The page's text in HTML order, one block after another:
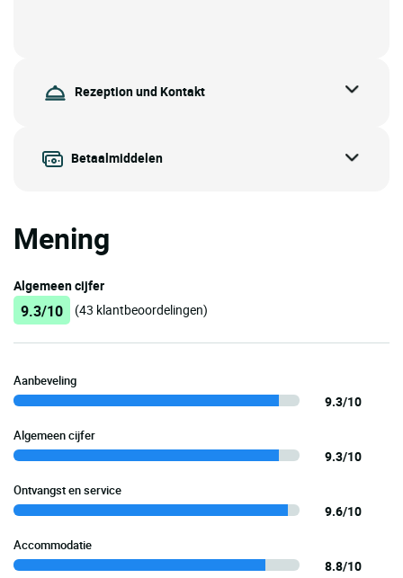
Rezeption und Kontakt
Betaalmiddelen
Mening
Algemeen cijfer
9.3/10 (43 klantbeoordelingen)
Aanbeveling
9.3/10
Algemeen cijfer
9.3/10
Ontvangst en service
9.6/10
Accommodatie
8.8/10